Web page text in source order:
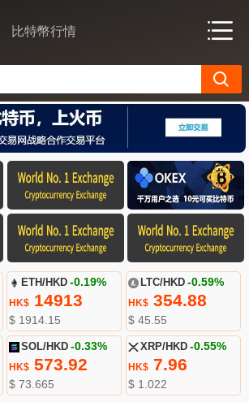
比特幣行情
ETH/HKD -0.19%
HK$ 14913
$ 1914.15
LTC/HKD -0.59%
HK$354.88
$ 45.55
SOL/HKD -0.33%
HK$ 573.92
$ 73.665
XRP/HKD -0.55%
HK$7.96
$ 1.022